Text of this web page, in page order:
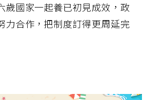
歲國家一起養已初見成效，政
力合作，把制度訂得更周延完